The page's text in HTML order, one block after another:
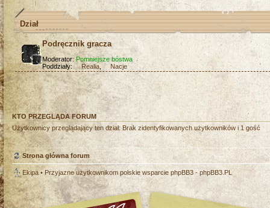
Dział
Podręcznik gracza
Moderator: Pomniejsze bóstwa
Poddziały:
Realia, Nacje
KTO PRZEGLĄDA FORUM
Użytkownicy przeglądający ten dział: Brak zidentyfikowanych użytkowników i 1 gość
Strona główna forum
Ekipa• Przyjazne użytkownikom polskie wsparcie phpBB3 - phpBB3.PL